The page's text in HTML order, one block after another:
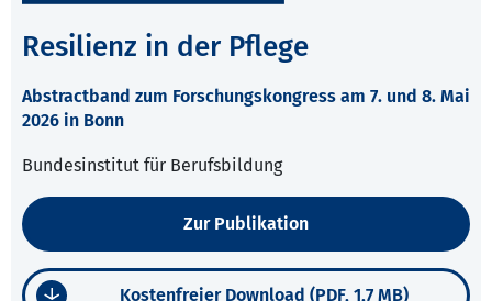
Resilienz in der Pflege
Abstractband zum Forschungskongress am 7. und 8. Mai
2026 in Bonn
Bundesinstitut für Berufsbildung
Zur Publikation
Kostenfreier Download (PDF, 1,7 MB)